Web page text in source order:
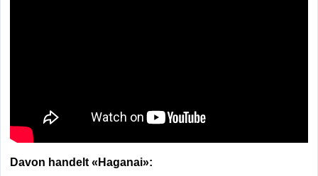
Davon handelt «Haganai»: